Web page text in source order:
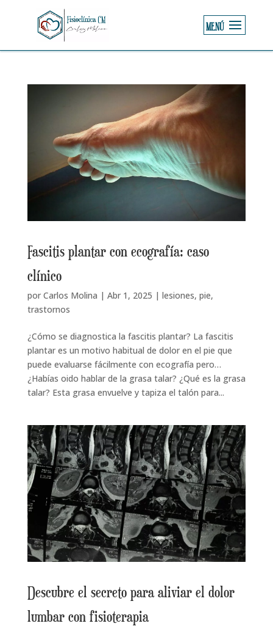
Fascitis plantar con ecografía: caso
clínico
por Carlos Molina | Abr 1, 2025 | lesiones, pie,
trastornos
¿Cómo se diagnostica la fascitis plantar? La fascitis
plantar es un motivo habitual de dolor en el pie que
puede evaluarse fácilmente con ecografía pero…
¿Habías oido hablar de la grasa talar? ¿Qué es la grasa
talar? Esta grasa envuelve y tapiza el talón para...
Descubre el secreto para aliviar el dolor
lumbar con fisioterapia